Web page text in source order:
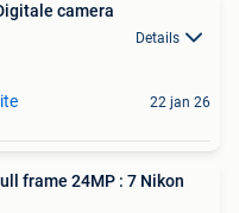
camera
Details
22 jan 26
frame 24MP : 7 Nikon